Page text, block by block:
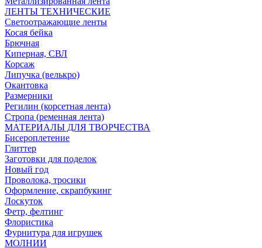
ЛЕНТЫ ТЕХНИЧЕСКИЕ
Светоотражающие ленты
Косая бейка
Брючная
Киперная, СВЛ
Корсаж
Липучка (велькро)
Окантовка
Размерники
Регилин (корсетная лента)
Стропа (ременная лента)
МАТЕРИАЛЫ ДЛЯ ТВОРЧЕСТВА
Бисероплетение
Глиттер
Заготовки для поделок
Новый год
Проволока, тросики
Оформление, скрапбукинг
Лоскуток
Фетр, фелтинг
Флористика
Фурнитура для игрушек
МОЛНИИ